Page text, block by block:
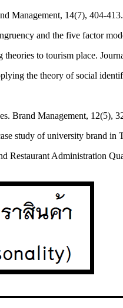
Management, 14(7), 404-413.
and the five factor
to tourism place.
the theory of social
Brand Management, 12(5),
study of university brand in
Restaurant Administration